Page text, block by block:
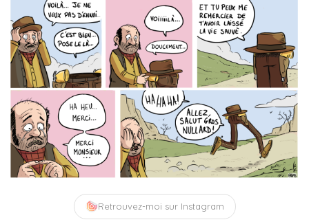
Retrouvez-moi sur Instagram